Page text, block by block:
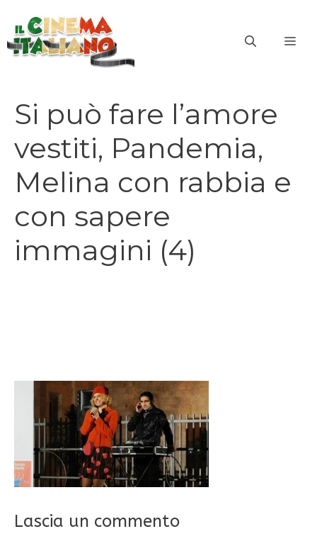
contenuto
Si può fare l’amore
vestiti, Pandemia,
Melina con rabbia e
con sapere
immagini (4)
Lascia un commento